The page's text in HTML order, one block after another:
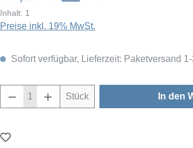
Inhalt: 1
Preise inkl. 19% MwSt.
Sofort verfügbar, Lieferzeit: Paketversand
Produkt Anzahl: Gib den
Stück In den